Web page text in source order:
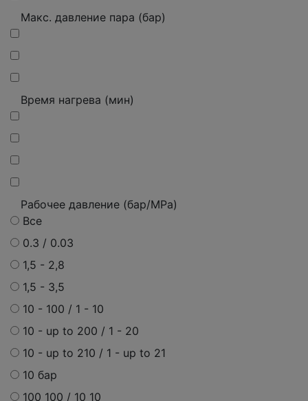
Макс. давление пара (бар)
Время нагрева (мин)
Рабочее давление (бар/MPa)
Все
0.3 / 0.03
1,5 - 2,8
1,5 - 3,5
10 - 100 / 1 - 10
10 - up to 200 / 1 - 20
10 - up to 210 / 1 - up to 21
10 бар
100 100 / 10 10